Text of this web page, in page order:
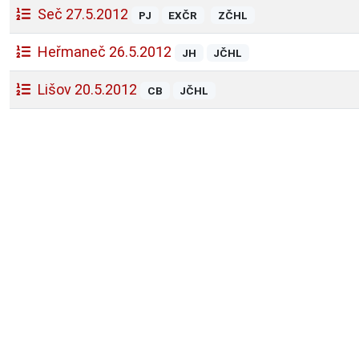
Seč 27.5.2012 PJ EXČR ZČHL
Heřmaneč 26.5.2012 JH JČHL
Lišov 20.5.2012 CB JČHL